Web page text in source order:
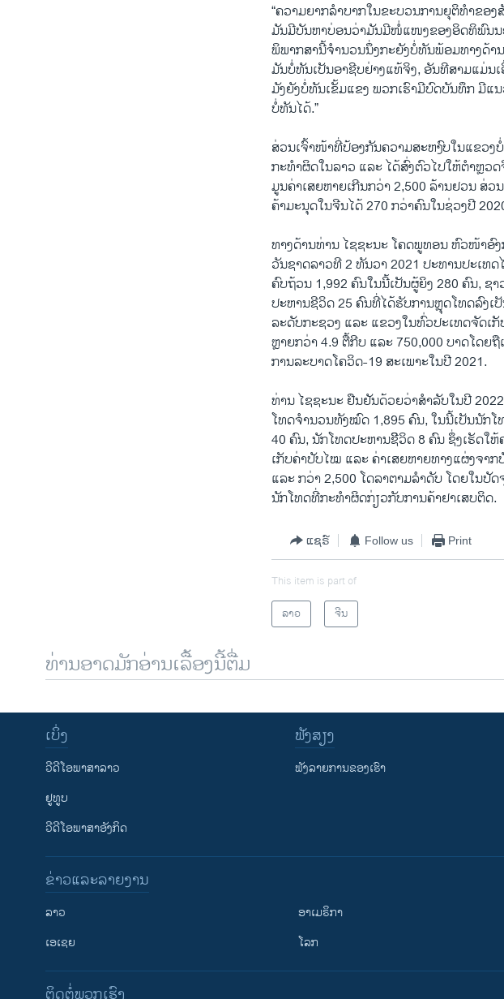
“ຄວາມຍາກລຳບາກໃນຂະບວນການຍຸຕິທຳຂອ
ມັນມີບັນຫາບ່ອນວ່າມັນມີໜໍ່ແໜງຂອງອິດທິພົນ
ພິພາກສານີ້ຈຳນວນນຶ່ງກະຍັງບໍ່ທັນພ້ອມທາງດ້າ
ມັນບໍ່ທັນເປັນອາຊີບຢ່າງແທ້ຈິງ, ອັນທີສາມແມ່
ມັງຍັງບໍ່ທັນເຂັ້ມແຂງ ພວກເຮົາມີບົດບັນທຶກ ມີແ
ບໍ່ທັນໄດ້.”
ສ່ວນເຈົ້າໜ້າທີ່ປ້ອງກັນຄວາມສະຫງົບໃນແຂວ
ກະທຳຜິດໃນລາວ ແລະ ໄດ້ສົ່ງຕົວໄປໃຫ້ຕຳຫຼວ
ມູນຄ່າເສຍຫາຍເກີນກວ່າ 2,500 ລ້ານຢວນ ສ່
ຄ້າມະນຸດໃນຈີນໄດ້ 270 ກວ່າຄົນໃນຊ່ວງປີ
ທາງດ້ານທ່ານ ໄຊຊະນະ ໂຄດພູທອນ ຫົວໜ້າອົ
ວັນຊາດລາວທີ 2​ ທັນວາ 2021 ປະທານປະເທ
ຄົບຖ້ວນ 1,992 ຄົນໃນນີ້ເປັນຜູ້ຍິງ 280 ຄົນ,
ປະຫານຊີວິດ 25 ຄົນທີ່ໄດ້ຮັບການຫຼຸດໂທດລົງເ
ລະດັບກະຊວງ ແລະ ແຂວງໃນທົ່ວປະເທດຈັດເ
ຫຼາຍກວ່າ 4.9 ຕື້ກີບ ແລະ 750,000​ ບາດໂດຍ
ການລະບາດໂຄວິດ-19 ສະເພາະໃນປີ 2021.
ທ່ານ ໄຊຊະນະ ຢືນຢັນດ້ວຍວ່າສຳລັບໃນປີ
ໂທດຈຳນວນທັງໝົດ 1,895 ຄົນ, ໃນນີ້ເປັນນັກ
40 ຄົນ, ນັກໂທດປະຫານຊີິວິດ 8 ຄົນ ຊຶ່ງເຮັດໃ
ເກັບຄ່າປັບໄໝ ແລະ ຄ່າເສຍຫາຍທາງແຜ່ງຈາ
ແລະ ກວ່າ 2,500 ໂດລາຕາມລຳດັບ ໂດຍໃນປັ
ນັກໂທດທີ່ກະທຳຜິດກ່ຽວກັບການຄ້າຢາເສບຕິດ.
ແຊຣ໌ Follow us Print
This item is part of
ລາວ
ຈີນ
ທ່ານອາດມັກອ່ານເລື້ອງນີ້ຕື່ມ
ເບິ່ງ
ວີດີໂອພາສາລາວ
ຢູທູບ
ວີດີໂອພາສາອັງກິດ
ຟັງສຽງ
ຟັງລາຍການຂອງເຮົາ
ຂ່າວແລະລາຍງານ
ລາວ
ເອເຊຍ
ອາເມຣິກາ
ໂລກ